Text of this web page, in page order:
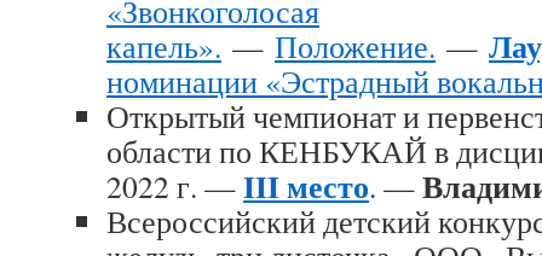
«Звонкоголосая
капель». — Положение. —
номинации «Эстрадный
Открытый чемпионат и
области по КЕНБУКАЙ в
2022 г. —III место. —
Всероссийский детский